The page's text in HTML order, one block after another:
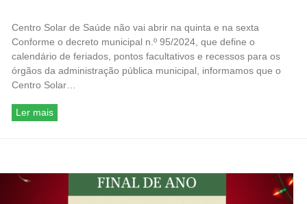
Centro Solar de Saúde não vai abrir na quinta e na sexta
Conforme o decreto municipal n.º 95/2024, que define o
calendário de feriados, pontos facultativos e recessos para os
órgãos da administração pública municipal, informamos que o
Centro Solar…
Ler mais